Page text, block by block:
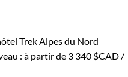
Trek Alpes du Nord
: à partir de 3 340 $CAD /